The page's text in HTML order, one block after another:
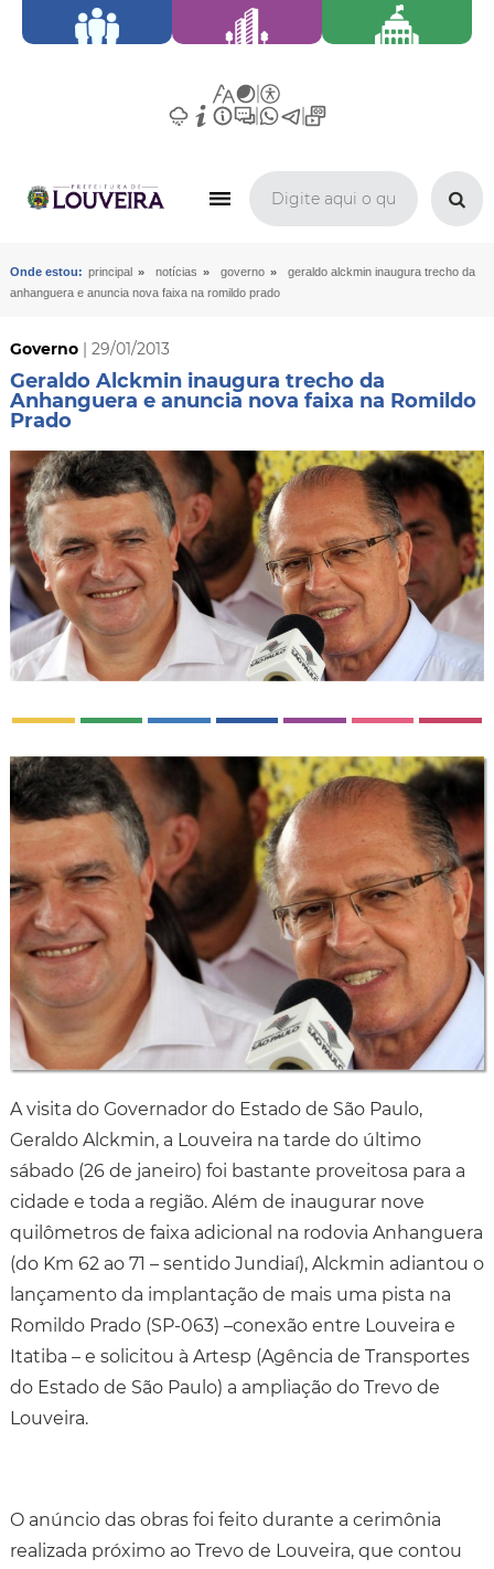
Onde estou: principal » notícias » governo »
geraldo alckmin inaugura trecho da
anhanguera e anuncia nova faixa na romildo prado
Governo| 29/01/2013
Geraldo Alckmin inaugura trecho da
Anhanguera e anuncia nova faixa na Romildo
Prado
A visita do Governador do Estado de São Paulo,
Geraldo Alckmin, a Louveira na tarde do último
sábado (26 de janeiro) foi bastante proveitosa para a
cidade e toda a região. Além de inaugurar nove
quilômetros de faixa adicional na rodovia Anhanguera
(do Km 62 ao 71 – sentido Jundiaí), Alckmin adiantou o
lançamento da implantação de mais uma pista na
Romildo Prado (SP-063) –conexão entre Louveira e
Itatiba – e solicitou à Artesp (Agência de Transportes
do Estado de São Paulo) a ampliação do Trevo de
Louveira.
O anúncio das obras foi feito durante a cerimônia
realizada próximo ao Trevo de Louveira, que contou